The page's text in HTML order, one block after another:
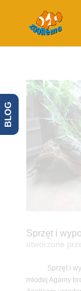
Sprzęt i
utworzone
Sprzęt i
młodej Agamy
BLOG